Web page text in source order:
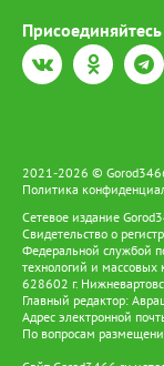
2021-2026 ©
Политика
Сетевое издание
Свидетельство о
Федеральной службой
технологий и
628602 г.
Главный редактор:
Адрес электронной
По вопросам